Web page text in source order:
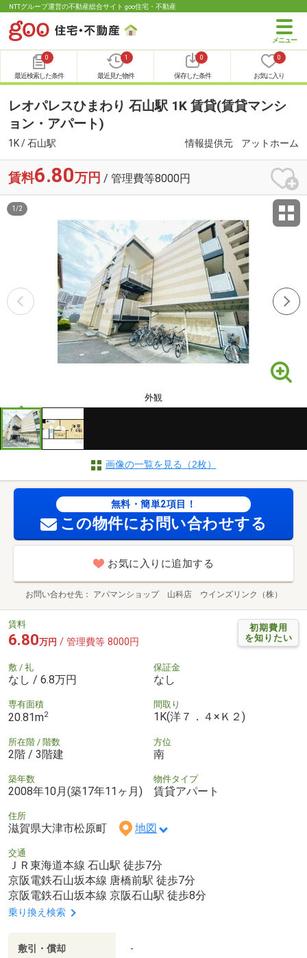
NTTグループ運営の不動産総合サイト goo住宅・不動産
0
最近検索した条件
1
最近見た物件
0
保存した条件
0
お気に入り
レオパレスひまわり 石山駅 1K 賃貸(賃貸マンシ
ョン・アパート)
1K / 石山駅 情報提供元 アットホーム
賃料6.80万円 / 管理費等8000円
外観
1 /2
画像の一覧を見る（2枚）
無料・簡単2項目！
この物件にお問い合わせする
お気に入りに追加する
お問い合わせ先 アパマンショップ 山科店 ウインズリンク（株）
初期費用
を知りたい
賃料
6.80万円 / 管理費等 8000円
敷 / 礼
なし / 6.8万円
保証金
なし
専有面積
20.81m2
間取り
1K(洋７．４×Ｋ２)
所在階 / 階数
2階 / 3階建
方位
南
築年数
2008年10月(築17年11ヶ月)
物件タイプ
賃貸アパート
住所
滋賀県大津市松原町 地図
交通
ＪＲ東海道本線 石山駅 徒歩7分
京阪電鉄石山坂本線 唐橋前駅 徒歩7分
京阪電鉄石山坂本線 京阪石山駅 徒歩8分
乗り換え検索
敷引・償却 -